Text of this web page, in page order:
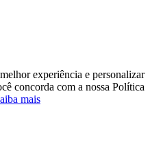
experiência e personalizar
concorda com a nossa Política
mais